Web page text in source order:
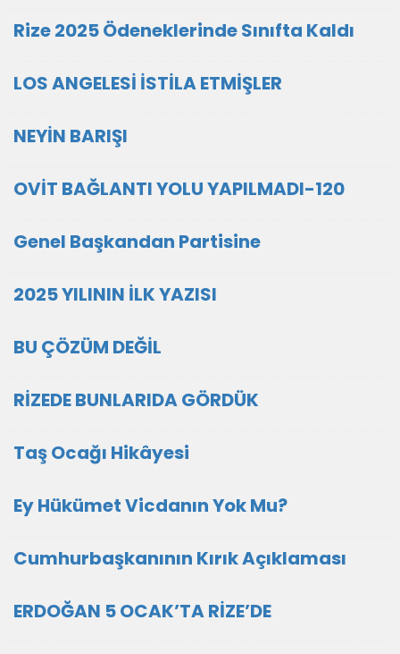
Rize 2025 Ödeneklerinde Sınıfta Kaldı
LOS ANGELESİ İSTİLA ETMİŞLER
NEYİN BARIŞI
OVİT BAĞLANTI YOLU YAPILMADI-120
Genel Başkandan Partisine
2025 YILININ İLK YAZISI
BU ÇÖZÜM DEĞİL
RİZEDE BUNLARIDA GÖRDÜK
Taş Ocağı Hikâyesi
Ey Hükümet Vicdanın Yok Mu?
Cumhurbaşkanının Kırık Açıklaması
ERDOĞAN 5 OCAK’TA RİZE’DE